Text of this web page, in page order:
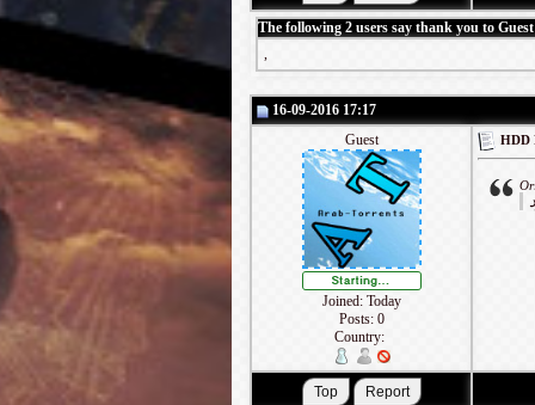
The following 2 users say thank you to
,
16-09-2016 17:17
Guest
Joined: Today
Posts: 0
Country: